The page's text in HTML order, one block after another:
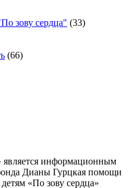
зову сердца" (33)
(66)
является информационным
Дианы Гурцкая помощи
«По зову сердца»